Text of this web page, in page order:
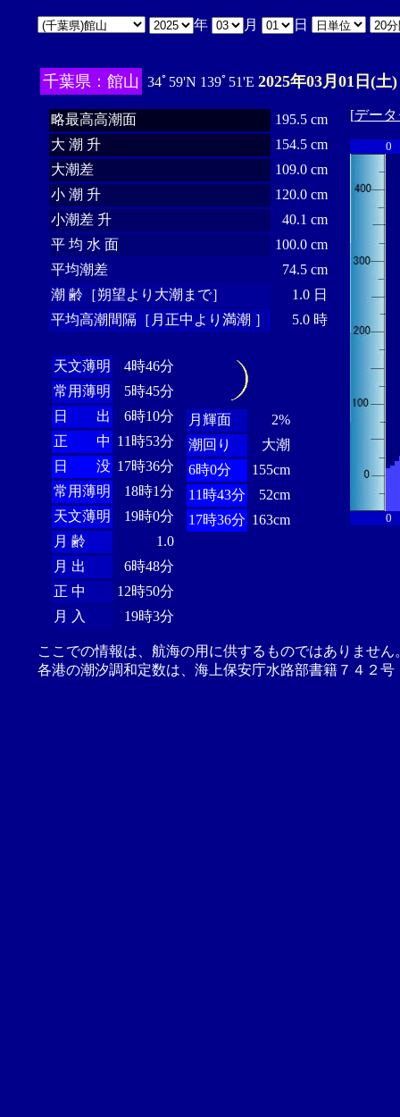
年 月 日
千葉県：館山 34ﾟ59'N 139ﾟ51'E 2025年03月01日(土)
略最高高潮面
195.5 cm
大 潮 升
154.5 cm
大潮差
109.0 cm
小 潮 升
120.0 cm
小潮差 升
40.1 cm
平 均 水 面
100.0 cm
平均潮差
74.5 cm
潮 齢［朔望より大潮まで］
1.0 日
平均高潮間隔［月正中より満潮 ］
5.0 時
天文薄明
4時46分
常用薄明
5時45分
日 出
6時10分
正 中 11時53分
日 没 17時36分
常用薄明
18時1分
天文薄明
19時0分
月 齢
1.0
月 出
6時48分
正 中
12時50分
月 入
19時3分
月輝面
2%
潮回り
大潮
6時0分
155cm
11時43分
52cm
17時36分 163cm
[デー
0
0
ここでの情報は、航海の用に供するものではありませ
各港の潮汐調和定数は、海上保安庁水路部書籍７４２